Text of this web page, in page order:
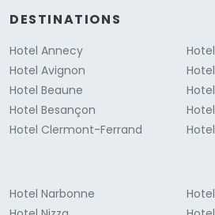
DESTINATIONS
Hotel Annecy
Hotel Avignon
Hotel Beaune
Hotel Besançon
Hotel Clermont-Ferrand
Hotel Narbonne